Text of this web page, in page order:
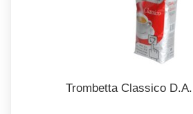
Trombetta Classico